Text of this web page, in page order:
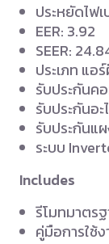
ประหยัดไฟ
EER: 3.92
SEER:
ประเภท แอ
รับประกันค
รับประกันอะ
รับประกันแ
ระบบ
Includes
รีโมทมาตร
คู่มือการใช้ง